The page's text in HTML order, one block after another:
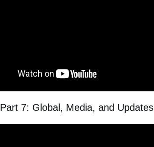
Part 7: Global, Media, and Updates